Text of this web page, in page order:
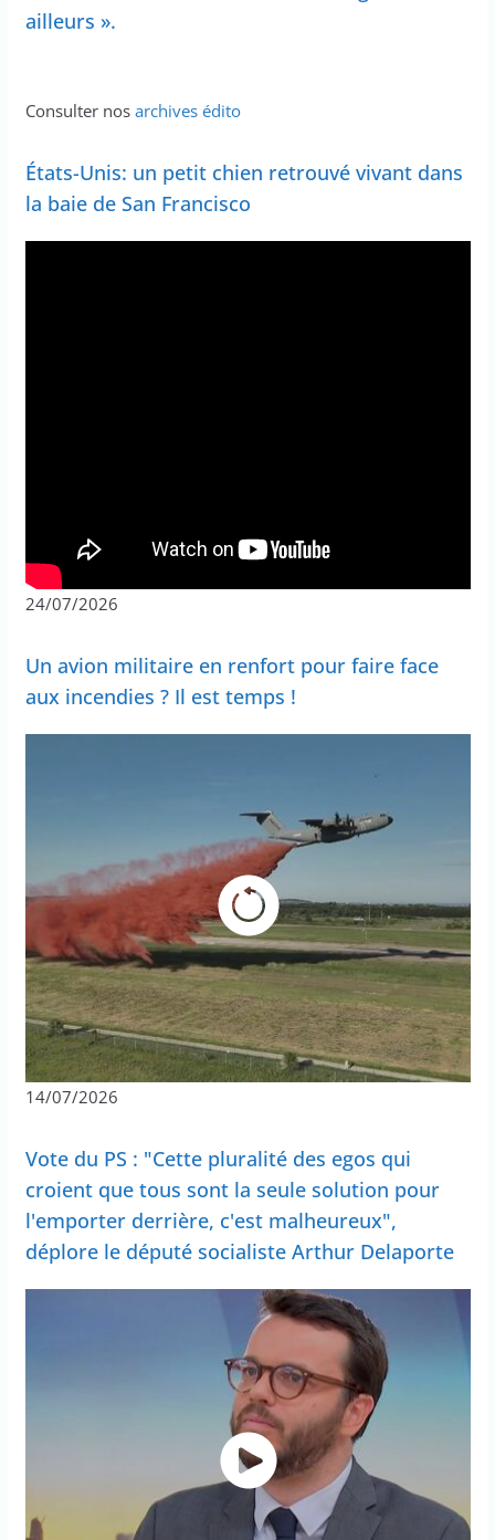
ailleurs ».
Consulter nos archives édito
États-Unis: un petit chien retrouvé vivant dans
la baie de San Francisco
24/07/2026
Un avion militaire en renfort pour faire face
aux incendies ? Il est temps !
14/07/2026
Vote du PS : "Cette pluralité des egos qui
croient que tous sont la seule solution pour
l'emporter derrière, c'est malheureux",
déplore le député socialiste Arthur Delaporte